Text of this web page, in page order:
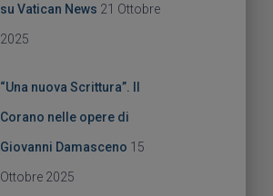
su Vatican News 21 Ottobre
2025
“Una nuova Scrittura”. Il
Corano nelle opere di
Giovanni Damasceno 15
Ottobre 2025